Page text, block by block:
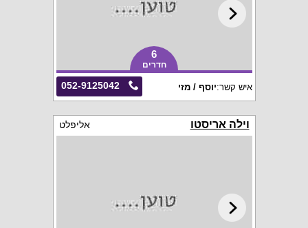
6
חדרים
052-9125042 איש קשר:יוסף / מזי
וילה אריסטו אליפלט